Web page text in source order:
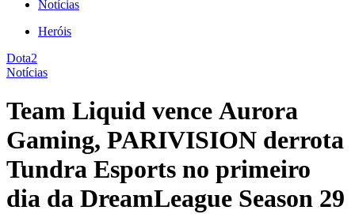
Notícias
Heróis
Dota2
Notícias
Team Liquid vence Aurora
Gaming, PARIVISION derrota
Tundra Esports no primeiro
dia da DreamLeague Season 29